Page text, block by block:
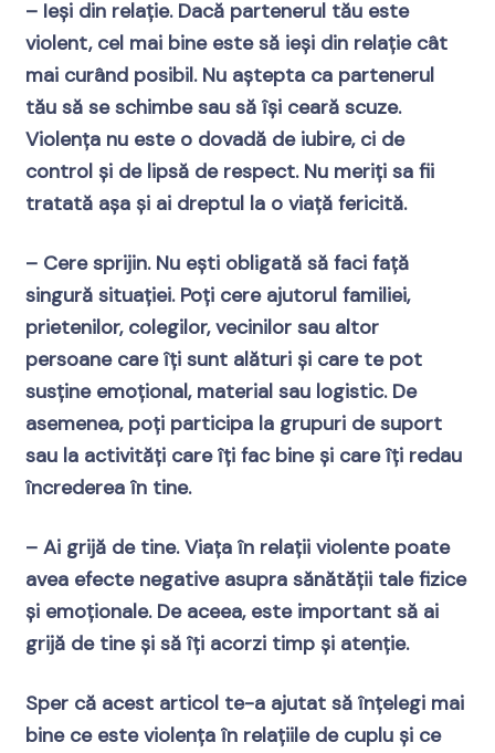
– Ieși din relație. Dacă partenerul tău este
violent, cel mai bine este să ieși din relație cât
mai curând posibil. Nu aștepta ca partenerul
tău să se schimbe sau să își ceară scuze.
Violența nu este o dovadă de iubire, ci de
control și de lipsă de respect. Nu meriți sa fii
tratată așa și ai dreptul la o viață fericită.
– Cere sprijin. Nu ești obligată să faci față
singură situației. Poți cere ajutorul familiei,
prietenilor, colegilor, vecinilor sau altor
persoane care îți sunt alături și care te pot
susține emoțional, material sau logistic. De
asemenea, poți participa la grupuri de suport
sau la activități care îți fac bine și care îți redau
încrederea în tine.
– Ai grijă de tine. Viața în relații violente poate
avea efecte negative asupra sănătății tale fizice
și emoționale. De aceea, este important să ai
grijă de tine și să îți acorzi timp și atenție.
Sper că acest articol te-a ajutat să înțelegi mai
bine ce este violența în relațiile de cuplu și ce